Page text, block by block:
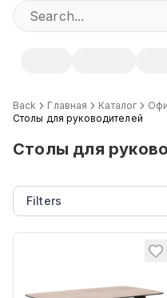
Back Главная Каталог
Столы для руководителей
Столы для
Filters